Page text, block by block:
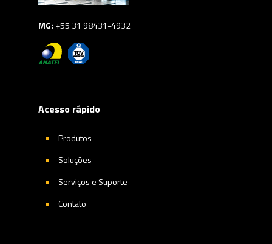
MG: +55 31 98431-4932
Acesso rápido
Produtos
Soluções
Serviços e Suporte
Contato